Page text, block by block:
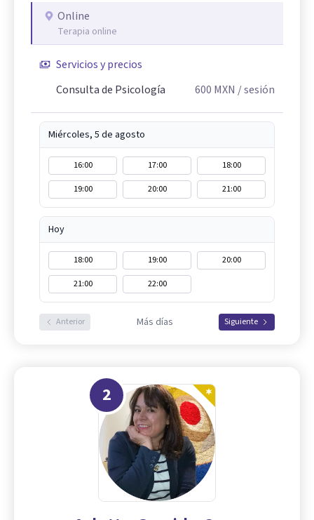
Online
Terapia online
Servicios y precios
Consulta de Psicología
600 MXN / sesión
Miércoles, 5 de agosto
16:00 17:00
18:00
19:00
20:00 21:00
Hoy
18:00 19:00
20:00
21:00
22:00
Anterior Más días Siguiente
2